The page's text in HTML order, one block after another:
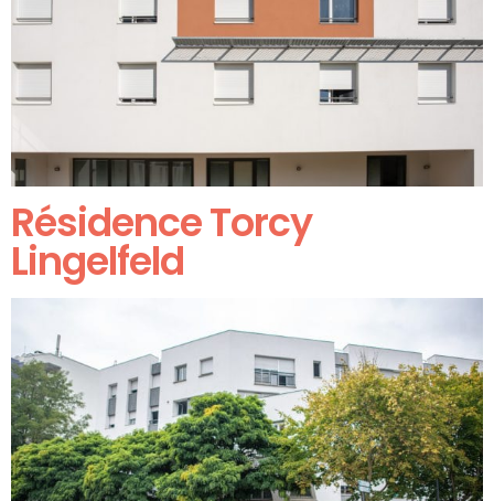
Résidence Torcy
Lingelfeld